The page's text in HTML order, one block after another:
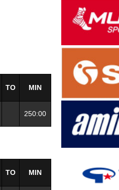
TO
MIN
250:00
TO
MIN